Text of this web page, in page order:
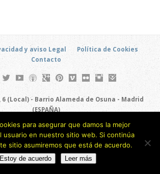
y aviso Legal
Política de Cookies
Contacto
(Local) - Barrio Alameda de Osuna - Madrid
(ESPAÑA)
Copyright © 2026
para asegurar que damos la mejor
usuario en nuestro sitio web. Si continúa
sitio asumiremos que está de acuerdo.
Estoy de acuerdo Leer más